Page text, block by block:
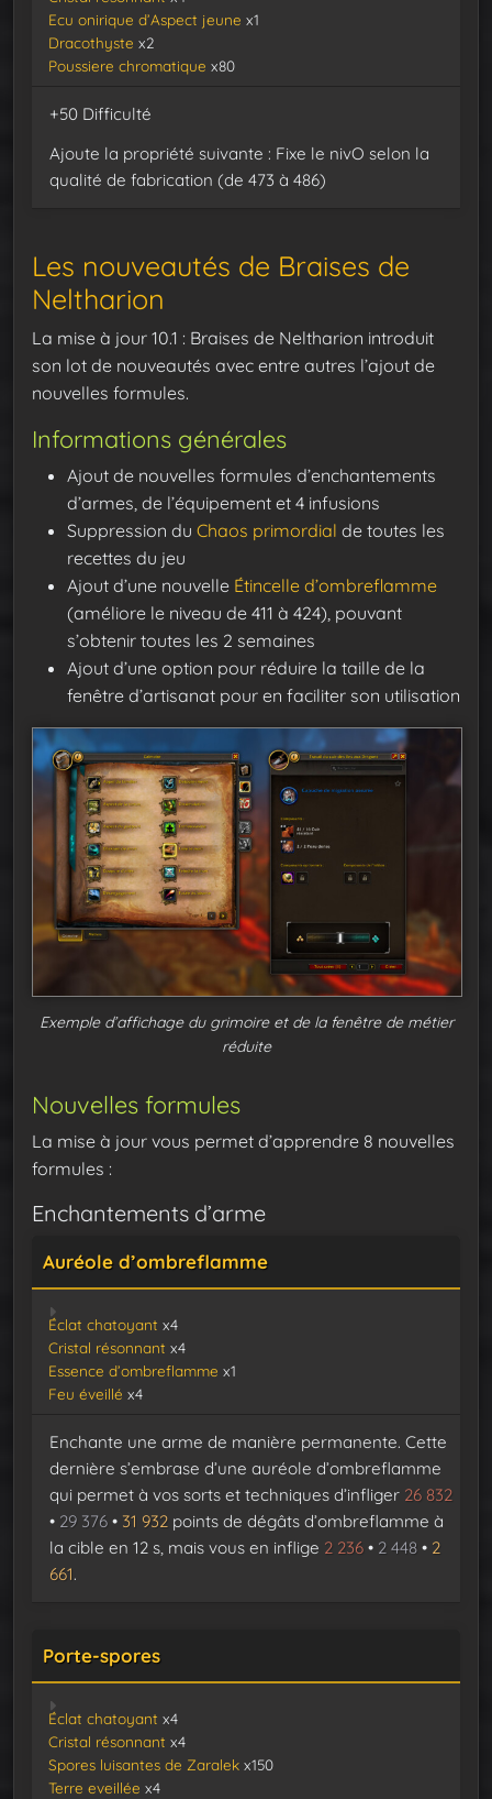
Ecu onirique d’Aspect jeune x1
Dracothyste x2
Poussiere chromatique x80
+50 Difficulté
Ajoute la propriété suivante : Fixe le nivO selon la
qualité de fabrication (de 473 à 486)
Les nouveautés de Braises de
Neltharion
La mise à jour 10.1 : Braises de Neltharion introduit
son lot de nouveautés avec entre autres l’ajout de
nouvelles formules.
Informations générales
Ajout de nouvelles formules d’enchantements
d’armes, de l’équipement et 4 infusions
Suppression du Chaos primordial de toutes les
recettes du jeu
Ajout d’une nouvelle Étincelle d’ombreflamme
(améliore le niveau de 411 à 424), pouvant
s’obtenir toutes les 2 semaines
Ajout d’une option pour réduire la taille de la
fenêtre d’artisanat pour en faciliter son utilisation
Exemple d’affichage du grimoire et de la fenêtre de métier
réduite
Nouvelles formules
La mise à jour vous permet d’apprendre 8 nouvelles
formules :
Enchantements d’arme
Auréole d’ombreflamme
Éclat chatoyant x4
Cristal résonnant x4
Essence d’ombreflamme x1
Feu éveillé x4
Enchante une arme de manière permanente. Cette
dernière s’embrase d’une auréole d’ombreflamme
qui permet à vos sorts et techniques d’infliger 26 832
• 29 376 • 31 932 points de dégâts d’ombreflamme à
la cible en 12 s, mais vous en inflige 2 236 • 2 448 • 2
661.
Porte-spores
Éclat chatoyant x4
Cristal résonnant x4
Spores luisantes de Zaralek x150
Terre eveillée x4